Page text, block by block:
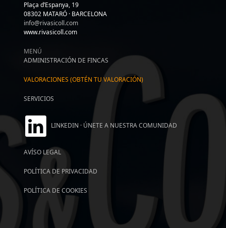
Plaça d’Espanya, 19
08302 MATARÓ · BARCELONA
info@rivasicoll.com
www.rivasicoll.com
MENÚ
ADMINISTRACIÓN DE FINCAS
VALORACIONES (OBTÉN TU VALORACIÓN)
SERVICIOS
LINKEDIN · ÚNETE A NUESTRA COMUNIDAD
AVÍSO LEGAL
POLÍTICA DE PRIVACIDAD
POLÍTICA DE COOKIES